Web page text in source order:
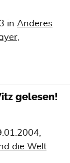
in Anderes
gelesen!
die Welt